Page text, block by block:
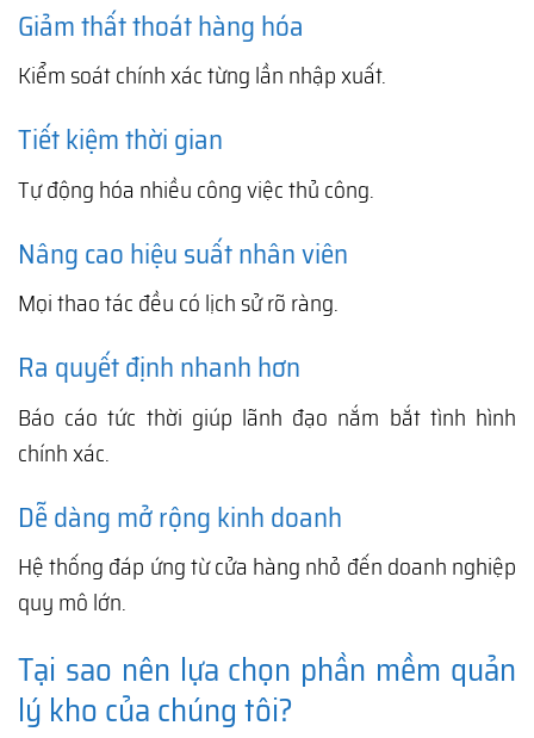
Giảm thất thoát hàng hóa
Kiểm soát chính xác từng lần nhập xuất.
Tiết kiệm thời gian
Tự động hóa nhiều công việc thủ công.
Nâng cao hiệu suất nhân viên
Mọi thao tác đều có lịch sử rõ ràng.
Ra quyết định nhanh hơn
Báo cáo tức thời giúp lãnh đạo nắm bắt tình hình
chính xác.
Dễ dàng mở rộng kinh doanh
Hệ thống đáp ứng từ cửa hàng nhỏ đến doanh nghiệp
quy mô lớn.
Tại sao nên lựa chọn phần mềm quản
lý kho của chúng tôi?